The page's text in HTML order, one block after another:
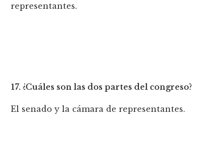
representantes.
17. ¿Cuáles son las dos partes del congreso?
El senado y la cámara de representantes.